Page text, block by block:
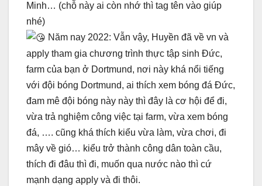
Minh… (chỗ này ai còn nhớ thì tag tên vào giúp
nhé)
Năm nay 2022: Vẫn vậy, Huyền đã về vn và
apply tham gia chương trình thực tập sinh Đức,
farm của bạn ở Dortmund, nơi này khá nổi tiếng
với đội bóng Dortmund, ai thích xem bóng đá Đức,
đam mê đội bóng này này thì đây là cơ hội để đi,
vừa trả nghiệm công việc tại farm, vừa xem bóng
đá, …. cũng khá thích kiểu vừa làm, vừa chơi, đi
mây về gió… kiểu trở thành công dân toàn cầu,
thích đi đâu thì đi, muốn qua nước nào thì cứ
mạnh dạng apply và đi thôi.